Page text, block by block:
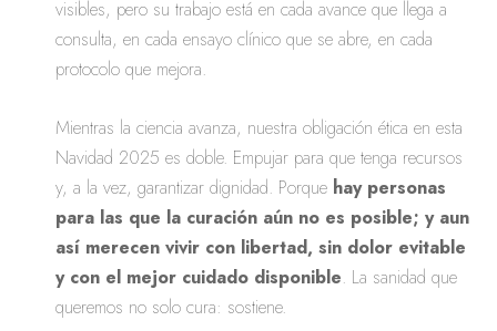
visibles, pero su trabajo está en cada avance que llega a
consulta, en cada ensayo clínico que se abre, en cada
protocolo que mejora.
Mientras la ciencia avanza, nuestra obligación ética en esta
Navidad 2025 es doble. Empujar para que tenga recursos
y, a la vez, garantizar dignidad. Porque hay personas
para las que la curación aún no es posible; y aun
así merecen vivir con libertad, sin dolor evitable
y con el mejor cuidado disponible. La sanidad que
queremos no solo cura: sostiene.